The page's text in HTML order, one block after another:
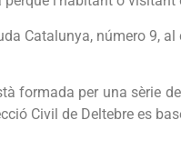
Catalunya, número 9,
formada per una sèrie
Civil de Deltebre es